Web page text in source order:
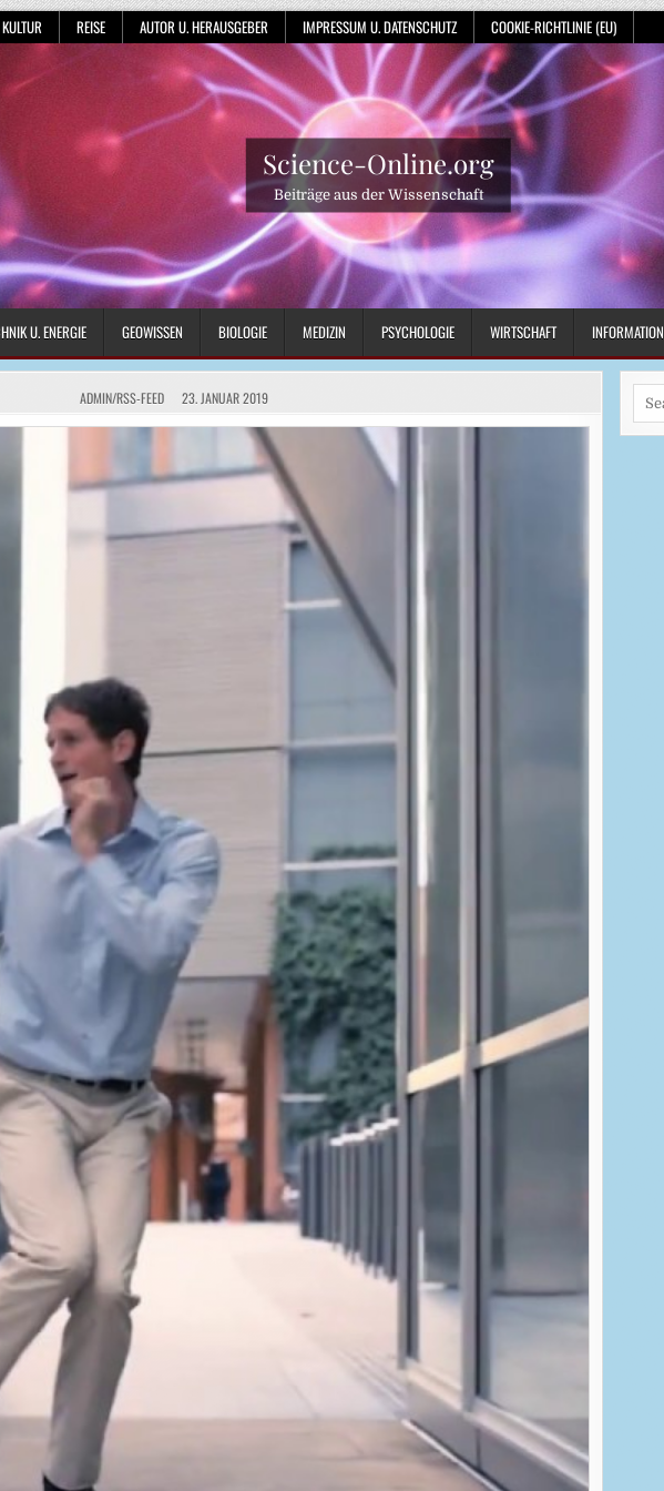
KULTUR REISE AUTOR U. HERAUSGEBER IMPRESSUM U. DATENSCHUTZ COOKIE-RICHTLINIE (EU)
Science-Online.org
Beiträge aus der Wissenschaft
U. ENERGIE GEOWISSEN BIOLOGIE MEDIZIN PSYCHOLOGIE WIRTSCHAFT INFORMATION
ADMIN/RSS-FEED 23. JANUAR 2019